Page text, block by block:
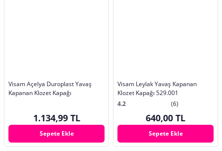
Visam Açelya Duroplast Yavaş
Kapanan Klozet Kapağı
1.134,99 TL
Sepete Ekle
Visam Leylak Yavaş Kapanan
Klozet Kapağı 529.001
4.2
(6)
640,00 TL
Sepete Ekle